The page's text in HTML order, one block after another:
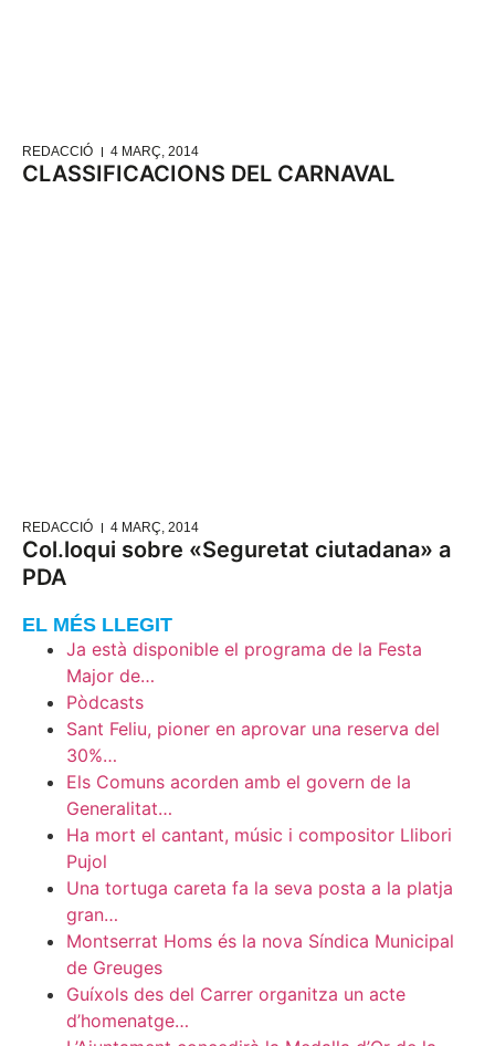
REDACCIÓ 4 MARÇ, 2014
CLASSIFICACIONS DEL CARNAVAL
REDACCIÓ 4 MARÇ, 2014
Col.loqui sobre «Seguretat ciutadana» a
PDA
EL MÉS LLEGIT
Ja està disponible el programa de la Festa
Major de…
Pòdcasts
Sant Feliu, pioner en aprovar una reserva del
30%…
Els Comuns acorden amb el govern de la
Generalitat…
Ha mort el cantant, músic i compositor Llibori
Pujol
Una tortuga careta fa la seva posta a la platja
gran…
Montserrat Homs és la nova Síndica Municipal
de Greuges
Guíxols des del Carrer organitza un acte
d’homenatge…